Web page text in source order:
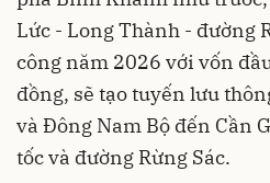
Lức - Long Thành - đường
công năm 2026 với vốn
đồng, sẽ tạo tuyến lưu
và Đông Nam Bộ đến Cần
tốc và đường Rừng Sác.